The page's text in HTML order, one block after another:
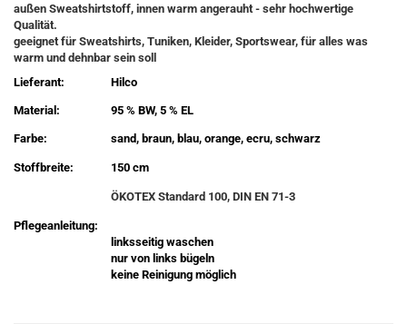
außen Sweatshirtstoff, innen warm angerauht - sehr hochwertige
Qualität.
geeignet für Sweatshirts, Tuniken, Kleider, Sportswear, für alles was
warm und dehnbar sein soll
Lieferant:
Hilco
Material: 95 % BW, 5 % EL
Farbe: sand, braun, blau, orange, ecru, schwarz
Stoffbreite: 150 cm
ÖKOTEX Standard 100, DIN EN 71-3
Pflegeanleitung:
linksseitig waschen
nur von links bügeln
keine Reinigung möglich